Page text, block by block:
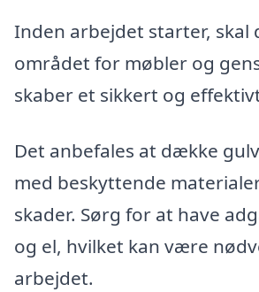
Inden arbejdet starter, skal
området for møbler og
skaber et sikkert og
Det anbefales at dække
med beskyttende
skader. Sørg for at have
og el, hvilket kan være
arbejdet.